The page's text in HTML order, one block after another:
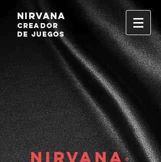
NIRVANA
Creador
de juegos
NIRVANA®